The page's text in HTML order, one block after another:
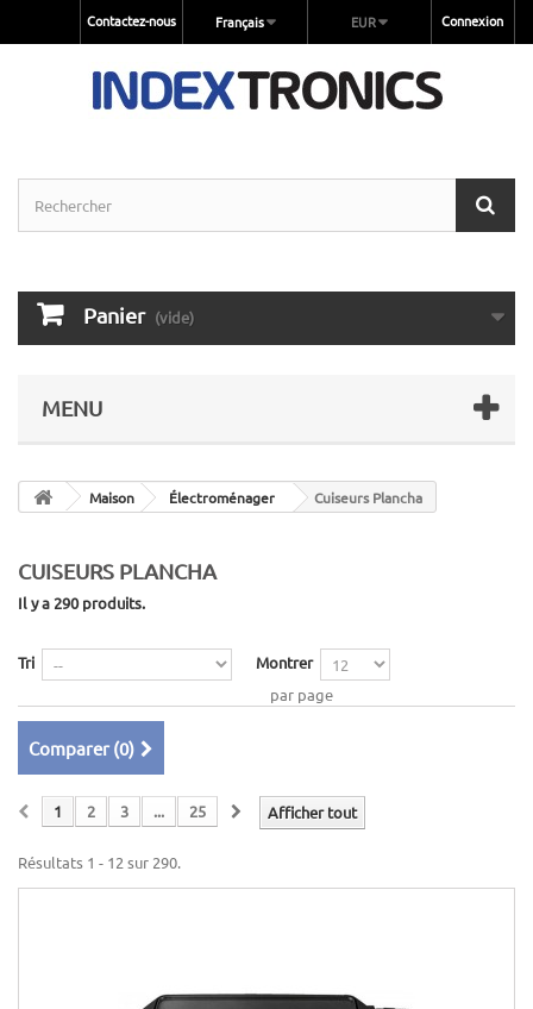
Connexion
EUR
Français
Contactez-nous
Panier (vide)
MENU
Maison Électroménager Cuiseurs Plancha
CUISEURS PLANCHA
Il y a 290 produits.
Tri
Montrer
par page
Comparer (0)
Afficher tout
1 2 3 ... 25
Résultats 1 - 12 sur 290.